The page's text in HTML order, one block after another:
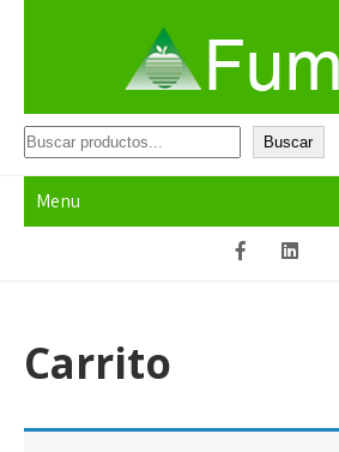
Fumex
Productos que funcionan
Buscar Buscar
Menu
Carrito